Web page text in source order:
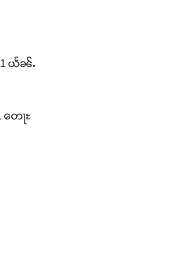
1 ယႅၼ်ႉ
တေႃႊ